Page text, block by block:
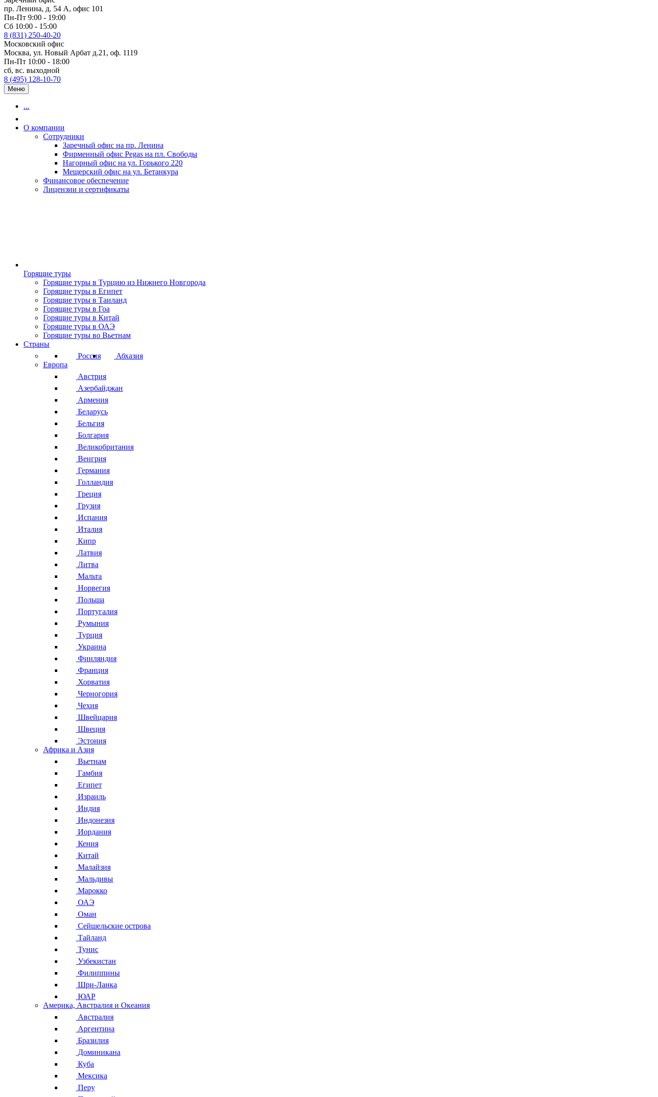
пр. Ленина, д. 54 А, офис 101
Пн-Пт 9:00 - 19:00
Сб 10:00 - 15:00
8 (831) 250-40-20
Московский офис
Москва, ул. Новый Арбат д.21, оф. 1119
Пн-Пт 10:00 - 18:00
сб, вс. выходной
8 (495) 128-10-70
Меню
...
О компании
Сотрудники
Заречный офис на пр. Ленина
Фирменный офис Pegas на пл. Свободы
Нагорный офис на ул. Горького 220
Мещерский офис на ул. Бетанкура
Финансовое обеспечение
Лицензии и сертификаты
Горящие туры
Горящие туры в Турцию из Нижнего Новгорода
Горящие туры в Египет
Горящие туры в Таиланд
Горящие туры в Гоа
Горящие туры в Китай
Горящие туры в ОАЭ
Горящие туры во Вьетнам
Страны
Россия
Абхазия
Европа
Австрия
Азербайджан
Армения
Беларусь
Бельгия
Болгария
Великобритания
Венгрия
Германия
Голландия
Греция
Грузия
Испания
Италия
Кипр
Латвия
Литва
Мальта
Норвегия
Польша
Португалия
Румыния
Турция
Украина
Финляндия
Франция
Хорватия
Черногория
Чехия
Швейцария
Швеция
Эстония
Африка и Азия
Вьетнам
Гамбия
Египет
Израиль
Индия
Индонезия
Иордания
Кения
Китай
Малайзия
Мальдивы
Марокко
ОАЭ
Оман
Сейшельские острова
Тайланд
Тунис
Узбекистан
Филиппины
Шри-Ланка
ЮАР
Америка, Австралия и Океания
Австралия
Аргентина
Бразилия
Доминикана
Куба
Мексика
Перу